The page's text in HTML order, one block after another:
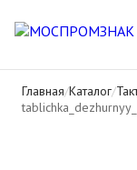
Главная/Каталог/